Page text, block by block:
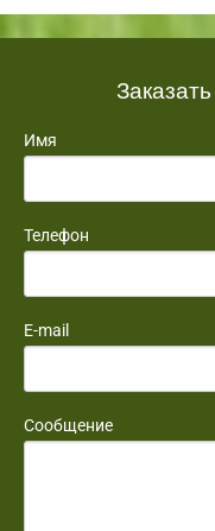
Имя
Телефон
E-mail
Сообщение